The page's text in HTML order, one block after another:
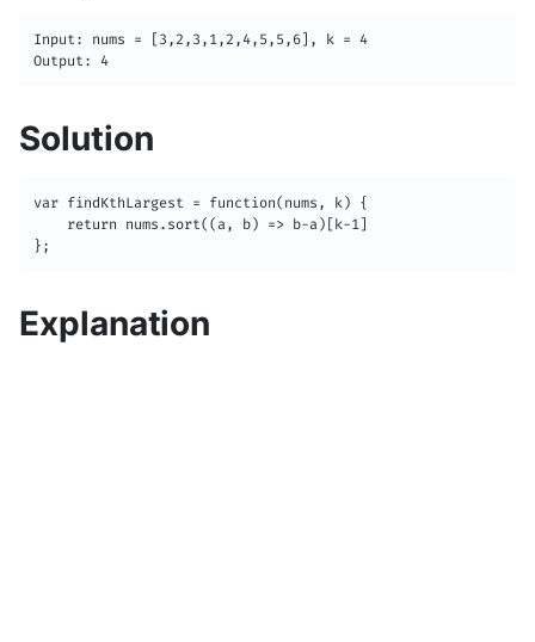
Input: nums = [3,2,3,1,2,4,5,5,6], k = 4
Output: 4
Solution
var findKthLargest = function(nums, k) {
    return nums.sort((a, b) => b-a)[k-1]
};
Explanation